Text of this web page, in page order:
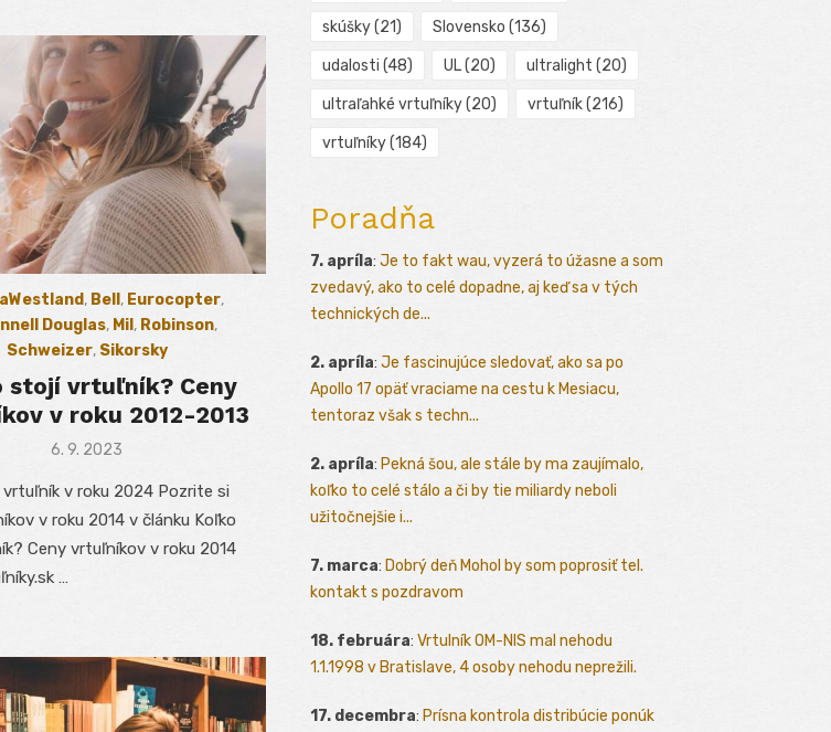
, Bell , Eurocopter,
Douglas, Mil , Robinson,
Schweizer, Sikorsky
stojí vrtuľník? Ceny
v roku 2012-2013
Posted
6. 9. 2023
v roku 2024 Pozrite si
v roku 2014 v článku Koľko
Ceny vrtuľníkov v roku 2014
…
skúšky(21) Slovensko (136)
udalosti (48) UL(20) ultralight (20)
ultraľahké vrtuľníky(20) vrtuľník(216)
vrtuľníky(184)
Poradňa
7. apríla: Je to fakt wau, vyzerá to úžasne a som
zvedavý, ako to celé dopadne, aj keď sa v tých
technických de...
2. apríla: Je fascinujúce sledovať, ako sa po
Apollo 17 opäť vraciame na cestu k Mesiacu,
tentoraz však s techn...
2. apríla: Pekná šou, ale stále by ma zaujímalo,
koľko to celé stálo a či by tie miliardy neboli
užitočnejšie i...
7. marca: Dobrý deň Mohol by som poprosiť tel.
kontakt s pozdravom
18. februára: Vrtulník OM-NIS mal nehodu
1.1.1998 v Bratislave, 4 osoby nehodu neprežili.
17. decembra: Prísna kontrola distribúcie ponúk